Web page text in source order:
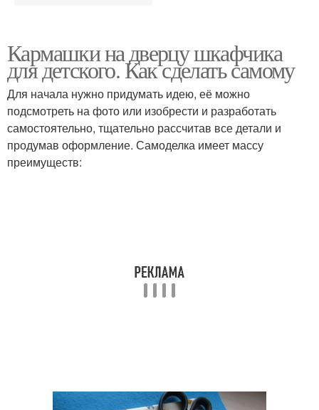
Кармашки на дверцу шкафчика
для детского. Как сделать самому
Для начала нужно придумать идею, её можно
подсмотреть на фото или изобрести и разработать
самостоятельно, тщательно рассчитав все детали и
продумав оформление. Самоделка имеет массу
преимуществ: